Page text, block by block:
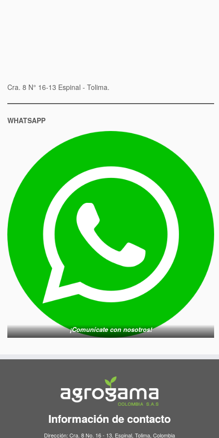
Cra. 8 N° 16-13 Espinal - Tolima.
WHATSAPP
¡Comunícate con nosotros!
Información de contacto
Dirección: Cra. 8 No. 16 - 13, Espinal, Tolima, Colombia